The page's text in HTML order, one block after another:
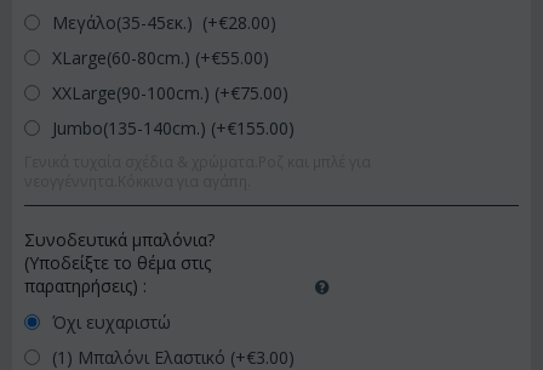
Μεγάλο(35-45εκ.) (+€28.00)
XLarge(60-80cm.) (+€55.00)
XXLarge(90-100cm.) (+€75.00)
Jumbo(135-140cm.) (+€155.00)
Συνοδευτικά μπαλόνια?
(Υποδείξτε το θέμα στις
παρατηρήσεις) :
Όχι ευχαριστώ
(1) Μπαλόνι Ελαστικό (+€3.00)